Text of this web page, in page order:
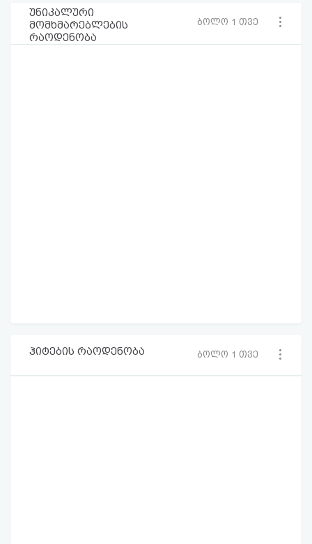
უნიკალური
მომხმარებლების
რაოდენობა
ბოლო 1 თვე
ჰიტების რაოდენობა ბოლო 1 თვე